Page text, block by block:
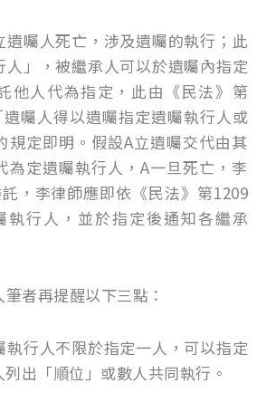
囑人死亡，涉及遺囑的執行；此
人」，被繼承人可以於遺囑內指定
他人代為指定，此由《民法》第
囑人得以遺囑指定遺囑執行人或
規定即明。假設A立遺囑交代由其
為定遺囑執行人，A一旦死亡，李
，李律師應即依《民法》第1209
執行人，並於指定後通知各繼承
者再提醒以下三點：
行人不限於指定一人，可以指定
出「順位」或數人共同執行。